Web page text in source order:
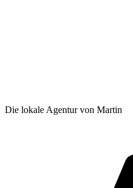
Die lokale Agentur von Martin